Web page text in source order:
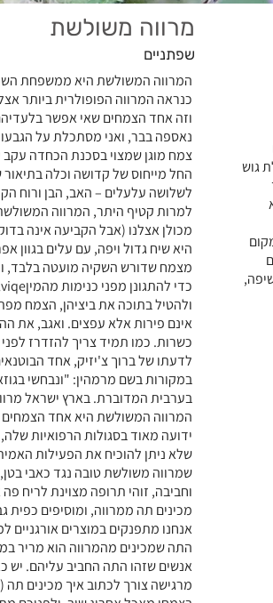
כנראה המרווה הפופולרית ביותר
וזה אחד הצמחים שאי אפשר
נאספה בבר, ואני מסתכלת על
צמח מוגן שמצוי בסכנת הכחדה
החל מייחוס של קדושה וכלה
לשלושה עלעלים – האב, הבן ורוח
למרות קטיף היתר, המרווה
מכולן אצלנו (אבל הקביעה אינה
היא שיח גדול ויפה, עם עלים בגוון
מצמח שדורש השקיה מועטה בלבד,
ולהטיל בתוכה את ביציהן, הצמח
אינם פירות אלא עפצים. ואגב, את
כשרות. כמו תמיד צריך להזדרז
לדעתו של ברוך צ'יזיק, אחד
במקורות בשם מרמהין: "ונבחשי
בערבית המדוברת. בארץ ישראל
המרווה המשולשת היא אחד הצמחים
ידועה מאוד בסגולות הרפואיות
שלא ניתן להוכיח את הפעילות
שמרווה משולשת טובה נגד כאבי
וחביבה, זוהי תרופה מצוינת לריח
מכינים תה ממרווה, ומוסיפים
אנחנו מתפנקים במוצרים אורגניים
התה שמכינים מהמרווה הוא מריר
אנשים שזהו התה החביב עליהם. יש
מרגישה צורך לכתוב איך מכינים תה
מרווה משולשת
שפתניים
גוש